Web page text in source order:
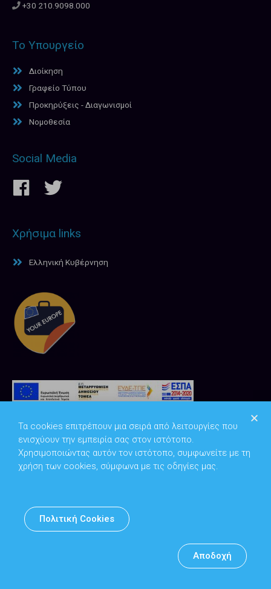
+30 210.9098.000
Το Υπουργείο
Διοίκηση
Γραφείο Τύπου
Προκηρύξεις - Διαγωνισμοί
Νομοθεσία
Social Media
Χρήσιμα links
Ελληνική Κυβέρνηση
Copyright © 2026Υπουργείο Ψηφιακής Διακυβέρνησης
Υπεύθυνος DPO: Θανάσης Κοσμόπουλος | dpo@mindigital.gr
Τα cookies επιτρέπουν μια σειρά από λειτουργίες που
ενισχύουν την εμπειρία σας στον ιστότοπο.
Χρησιμοποιώντας αυτόν τον ιστότοπο, συμφωνείτε με τη
χρήση των cookies, σύμφωνα με τις οδηγίες μας.
Πολιτική Cookies
Αποδοχή